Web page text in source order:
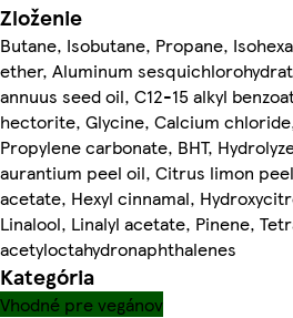
Zloženie
Butane, Isobutane, Propane,
ether, Aluminum
annuus seed oil, C12-15 alkyl
hectorite, Glycine, Calcium
Propylene carbonate, BHT,
aurantium peel oil, Citrus limon
acetate, Hexyl cinnamal,
Linalool, Linalyl acetate, Pinene,
acetyloctahydronaphthalenes
Kategória
Vhodné pre vegánov